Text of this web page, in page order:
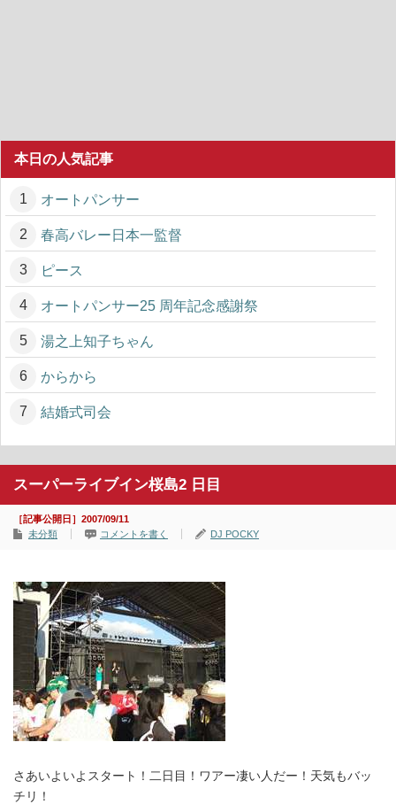
本日の人気記事
オートパンサー
春高バレー日本一監督
ピース
オートパンサー25 周年記念感謝祭
湯之上知子ちゃん
からから
結婚式司会
スーパーライブイン桜島2 日目
［記事公開日］2007/09/11
未分類
コメントを書く DJ POCKY
さあいよいよスタート！二日目！ワアー凄い人だー！天気もバッ
チリ！